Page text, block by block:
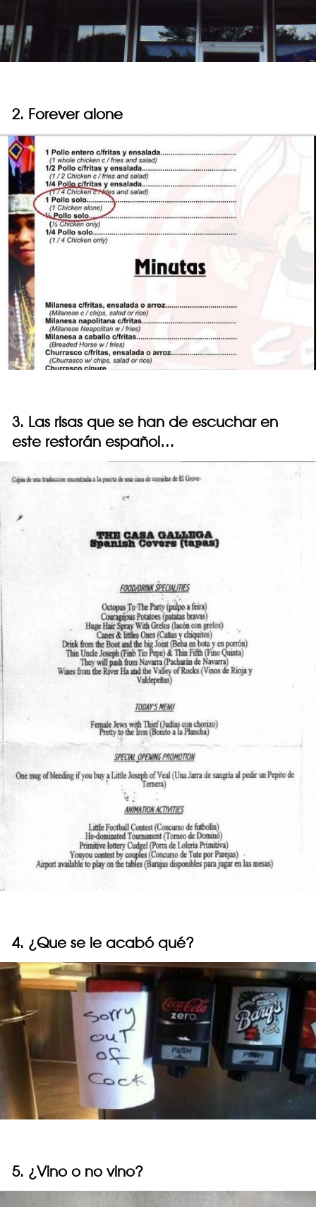
2. Forever alone
3. Las risas que se han de escuchar en
este restorán español…
4. ¿Que se le acabó qué?
5. ¿Vino o no vino?